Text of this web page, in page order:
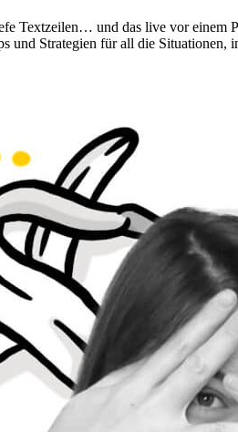
Textzeilen… und das live vor
und Strategien für all die